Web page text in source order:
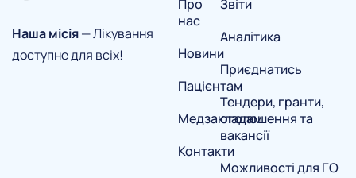
Наша місія— Лікування
доступне для всіх!
Про
нас
Новини
Пацієнтам
Медзакладам
Контакти
Звіти
Аналітика
Приєднатись
Тендери, гранти,
оголошення та
вакансії
Можливості для ГО